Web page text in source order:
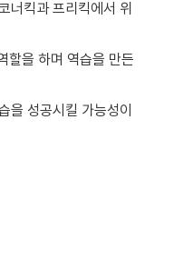
너킥과 프리킥에서 위
할을 하며 역습을 만든
을 성공시킬 가능성이